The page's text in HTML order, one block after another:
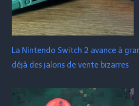
La Nintendo Switch 2 avance à
déjà des jalons de vente bizarres